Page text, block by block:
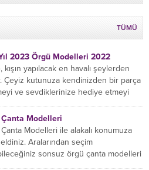
TÜMÜ
2023 Örgü Modelleri 2022
kışın yapılacak en havalı şeylerden
Çeyiz kutunuza kendinizden bir parça
ve sevdiklerinize hediye etmeyi
Modelleri
Modelleri ile alakalı konumuza
Aralarından seçim
sonsuz örgü çanta modelleri